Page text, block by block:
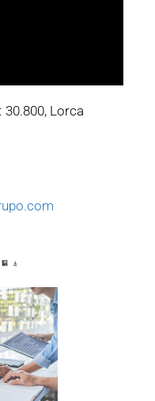
30.800, Lorca